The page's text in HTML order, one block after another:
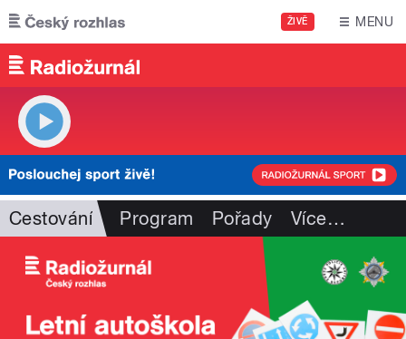
Přejít k hlavnímu obsahu
ŽIVĚ MENU
Cestování Program Pořady Více…